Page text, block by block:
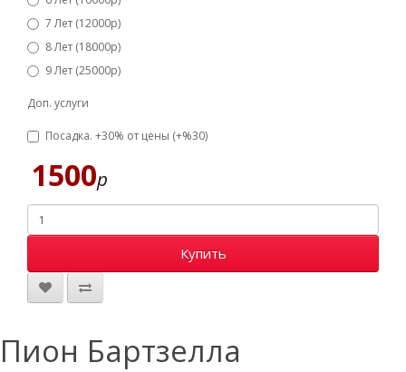
7 Лет (12000р)
8 Лет (18000р)
9 Лет (25000р)
Доп. услуги
Посадка. +30% от цены (+%30)
1500р
Купить
Пион Бартзелла